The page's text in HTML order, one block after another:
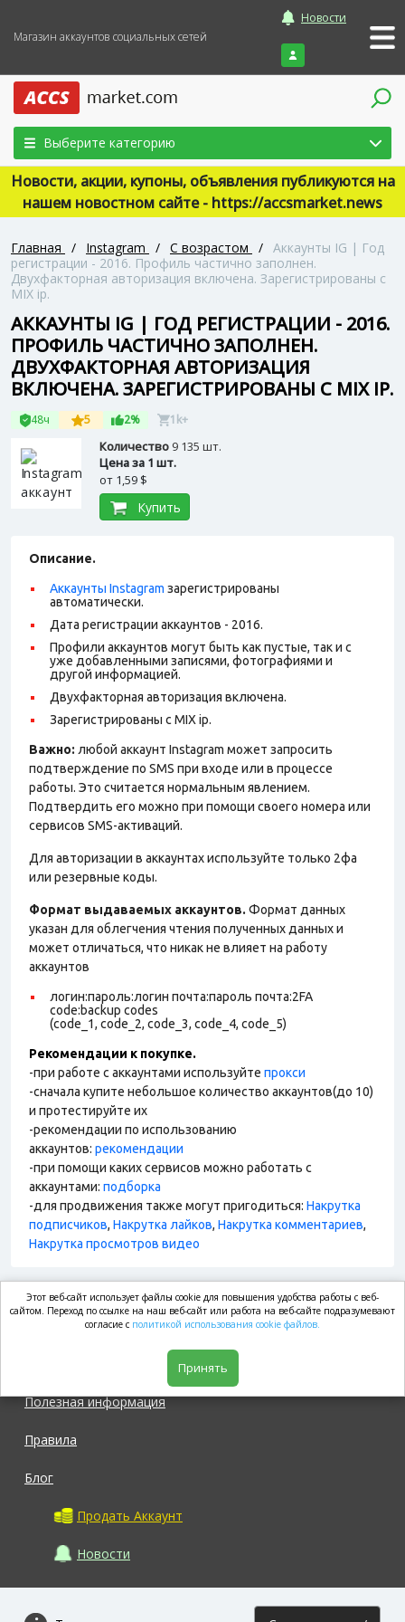
Магазин аккаунтов социальных сетей
Новости
Войти
Выберите категорию
Новости, акции, купоны, объявления публикуются на
нашем новостном сайте - https://accsmarket.news
Главная / Instagram / С возрастом / Аккаунты IG | Год
регистрации - 2016. Профиль частично заполнен.
Двухфакторная авторизация включена. Зарегистрированы с
MIX ip.
АККАУНТЫ IG | ГОД РЕГИСТРАЦИИ - 2016.
ПРОФИЛЬ ЧАСТИЧНО ЗАПОЛНЕН.
ДВУХФАКТОРНАЯ АВТОРИЗАЦИЯ
ВКЛЮЧЕНА. ЗАРЕГИСТРИРОВАНЫ С MIX IP.
48ч 5 2% 1k+
Количество 9 135 шт.
Цена за 1 шт.
от 1,59 $
Купить
Описание.
Аккаунты Instagram зарегистрированы
автоматически.
Дата регистрации аккаунтов - 2016.
Профили аккаунтов могут быть как пустые, так и с
уже добавленными записями, фотографиями и
другой информацией.
Двухфакторная авторизация включена.
Зарегистрированы с MIX ip.
Важно: любой аккаунт Instagram может запросить
подтверждение по SMS при входе или в процессе
работы. Это считается нормальным явлением.
Подтвердить его можно при помощи своего номера или
сервисов SMS-активаций.
Для авторизации в аккаунтах используйте только 2фа
или резервные коды.
Формат выдаваемых аккаунтов. Формат данных
указан для облегчения чтения полученных данных и
может отличаться, что никак не влияет на работу
аккаунтов
логин:пароль:логин почта:пароль почта:2FA
code:backup codes
(code_1, code_2, code_3, code_4, code_5)
Рекомендации к покупке.
-при работе с аккаунтами используйте прокси
-сначала купите небольшое количество аккаунтов(до 10)
и протестируйте их
-рекомендации по использованию
аккаунтов: рекомендации
-при помощи каких сервисов можно работать с
аккаунтами: подборка
-для продвижения также могут пригодиться: Накрутка
подписчиков, Накрутка лайков, Накрутка комментариев,
Накрутка просмотров видео
market.com
Полезная информация
Правила
Блог
Продать Аккаунт
Новости
Этот веб-сайт использует файлы cookie для повышения удобства работы с веб-
сайтом. Переход по ссылке на наш веб-сайт или работа на веб-сайте подразумевают
согласие с политикой использования cookie файлов.
Принять